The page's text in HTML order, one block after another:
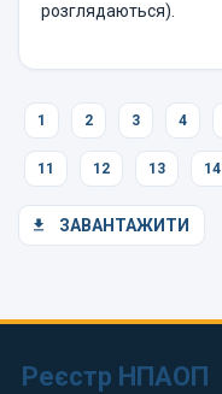
розглядаються).
1 2 3 4
11 12 13 14
ЗАВАНТАЖИТИ
Реєстр НПАОП